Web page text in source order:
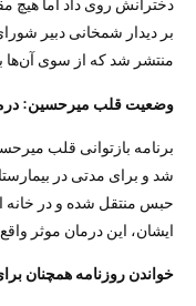
دخترانش روی داد اما هیچ
بر دیدار شمخانی دبیر
منتشر شد که از سوی
وضعیت قلب میرحسین:
برنامه بازتوانی قلب
شد و برای مدتی در
حبس منتقل شده و در
ایشان، این درمان موثر
خواندن روزنامه همچنان